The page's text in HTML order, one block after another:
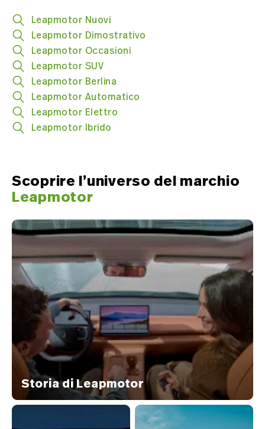
Leapmotor Nuovi
Leapmotor Dimostrativo
Leapmotor Occasioni
Leapmotor SUV
Leapmotor Berlina
Leapmotor Automatico
Leapmotor Elettro
Leapmotor Ibrido
Scoprire l’universo del marchio
Leapmotor
Storia di Leapmotor